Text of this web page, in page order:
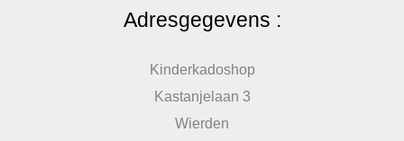
Adresgegevens :
Kinderkadoshop
Kastanjelaan 3
Wierden